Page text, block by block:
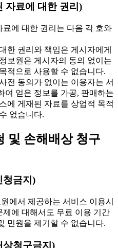
자료에 대한 권리)
에 대한 권리는 다음 각 호와
한 권리와 책임은 게시자에게
보원은 게시자의 동의 없이는
적으로 사용할 수 없습니다.
전 동의가 없이는 이용자는 서
여 얻은 정보를 가공, 판매하는
에 게재된 자료를 상업적 목적
없습니다.
및 손해배상 청구
청금지)
에서 제공하는 서비스 이용시
제에 대해서도 무료 이용 기간
민원을 제기할 수 없습니다.
상청구금지)